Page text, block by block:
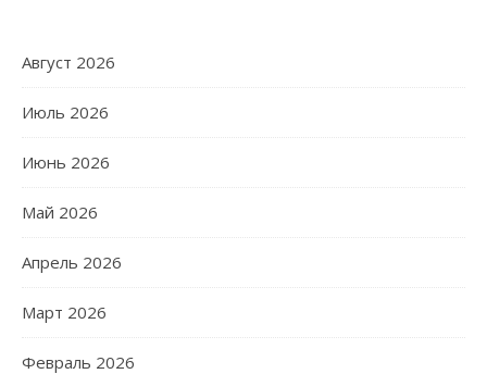
Август 2026
Июль 2026
Июнь 2026
Май 2026
Апрель 2026
Март 2026
Февраль 2026